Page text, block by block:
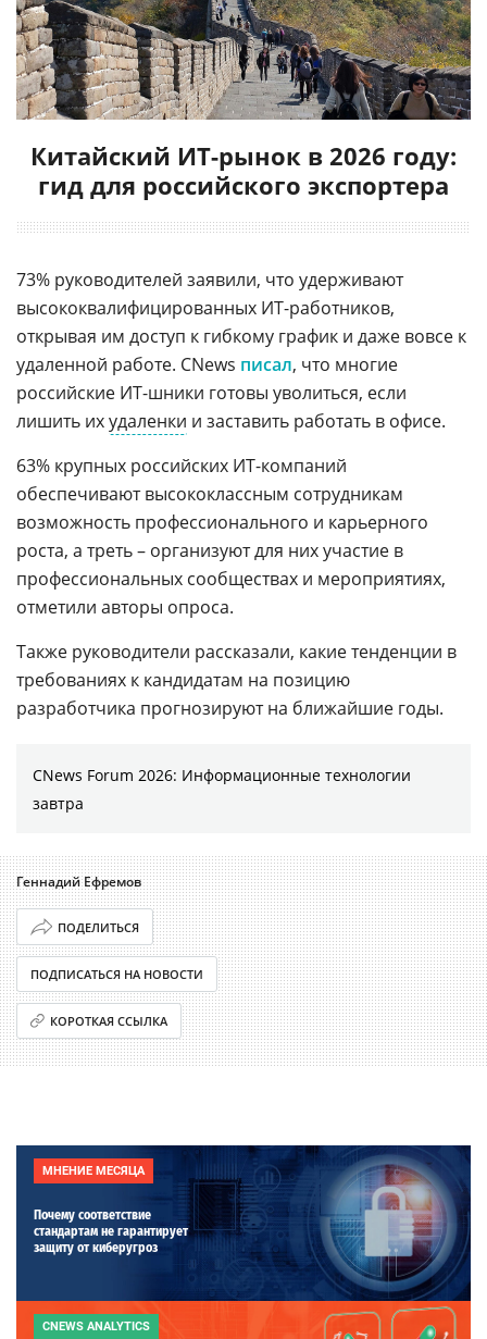
Китайский ИТ-рынок в 2026 году:
гид для российского экспортера
73% руководителей заявили, что удерживают
высококвалифицированных ИТ-работников,
открывая им доступ к гибкому график и даже вовсе к
удаленной работе. CNews писал, что многие
российские ИТ-шники готовы уволиться, если
лишить ихудаленки и заставить работать в офисе.
63% крупных российских ИТ-компаний
обеспечивают высококлассным сотрудникам
возможность профессионального и карьерного
роста, а треть – организуют для них участие в
профессиональных сообществах и мероприятиях,
отметили авторы опроса.
Также руководители рассказали, какие тенденции в
требованиях к кандидатам на позицию
разработчика прогнозируют на ближайшие годы.
CNews Forum 2026: Информационные технологии
завтра
Геннадий Ефремов
ПОДЕЛИТЬСЯ
ПОДПИСАТЬСЯ НА НОВОСТИ
КОРОТКАЯ ССЫЛКА
МНЕНИЕ МЕСЯЦА
Почему соответствие
стандартам не гарантирует
защиту от киберугроз
CNEWS ANALYTICS